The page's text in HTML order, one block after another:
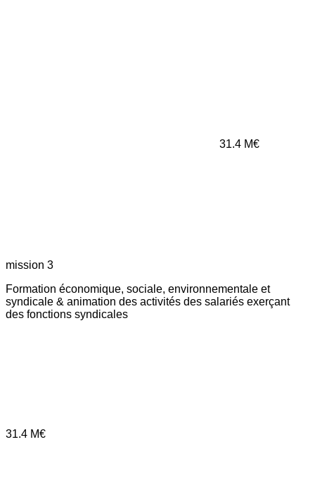
31.4 M€
mission 3
Formation économique, sociale, environnementale et
syndicale & animation des activités des salariés exerçant
des fonctions syndicales
31.4 M€